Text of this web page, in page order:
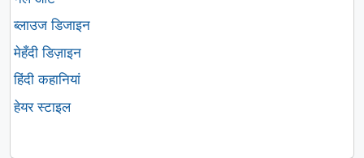
ब्लाउज डिजाइन
मेहँदी डिज़ाइन
हिंदी कहानियां
हेयर स्टाइल